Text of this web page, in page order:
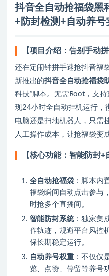
抖音全自动抢福袋黑
+防封检测+自动养号
【项目介绍：告别手动
还在定闹钟拼手速抢抖音福
新推出的抖音全自动抢福袋
科技”脚本。无需Root，支
现24小时全自动挂机运行，
电脑还是扫地机器人，只需
人工操作成本，让抢福袋变
【核心功能：智能防封+
全自动抢福袋 ：脚本内
福袋瞬间自动点击参与
时抢多个直播间。
智能防封系统：独家集
作轨迹，规避平台风控
保长期稳定运行。
自动养号权重 ：不仅仅
览、点赞、停留等养号